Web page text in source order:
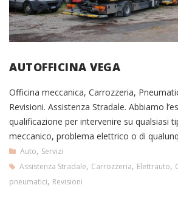
AUTOFFICINA VEGA
Officina meccanica, Carrozzeria,
Revisioni. Assistenza Stradale. Abbiamo
qualificazione per intervenire su qualsiasi
meccanico, problema elettrico o di
Auto, Servizi
Assistenza Stradale, Carrozzeria, Elettrauto,
pneumatici, Revisioni